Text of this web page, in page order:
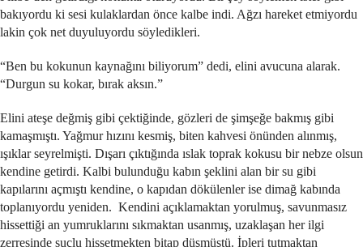
bakıyordu ki sesi kulaklardan önce kalbe indi. Ağzı hareket etmiyordu
lakin çok net duyuluyordu söyledikleri.
“Ben bu kokunun kaynağını biliyorum” dedi, elini avucuna alarak.
“Durgun su kokar, bırak aksın.”
Elini ateşe değmiş gibi çektiğinde, gözleri de şimşeğe bakmış gibi
kamaşmıştı. Yağmur hızını kesmiş, biten kahvesi önünden alınmış,
ışıklar seyrelmişti. Dışarı çıktığında ıslak toprak kokusu bir nebze olsun
kendine getirdi. Kalbi bulunduğu kabın şeklini alan bir su gibi
kapılarını açmıştı kendine, o kapıdan dökülenler ise dimağ kabında
toplanıyordu yeniden. Kendini açıklamaktan yorulmuş, savunmasız
hissettiği an yumruklarını sıkmaktan usanmış, uzaklaşan her ilgi
zerresinde suçlu hissetmekten bitap düşmüştü. İpleri tutmaktan